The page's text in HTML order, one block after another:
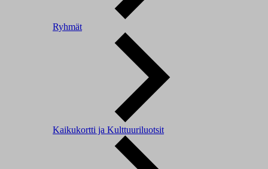
Ryhmät
Kaikukortti ja Kulttuuriluotsit